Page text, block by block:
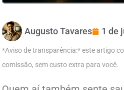
Augusto Tavares 1 de
*Aviso de transparência:* este artigo
comissão, sem custo extra para você.